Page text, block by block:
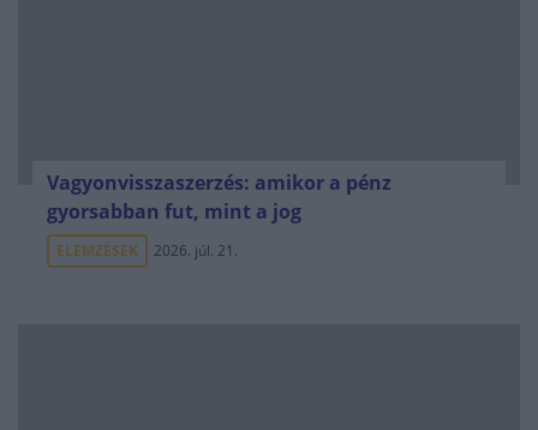
Vagyonvisszaszerzés: amikor a pénz
gyorsabban fut, mint a jog
ELEMZÉSEK 2026. júl. 21.